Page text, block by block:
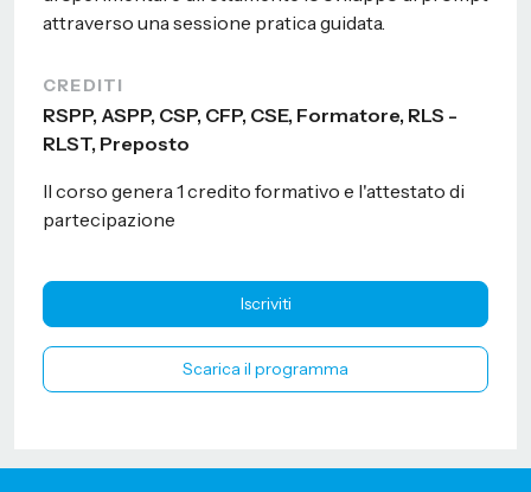
attraverso una sessione pratica guidata.
CREDITI
RSPP, ASPP, CSP, CFP, CSE, Formatore, RLS -
RLST, Preposto
Il corso genera 1 credito formativo e l'attestato di
partecipazione
Iscriviti
Scarica il programma